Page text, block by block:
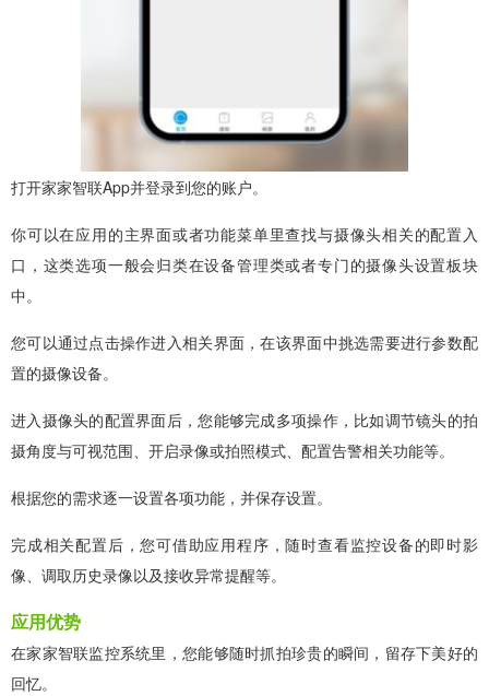
打开家家智联App并登录到您的账户。
你可以在应用的主界面或者功能菜单里查找与摄像头相关的配置入
口，这类选项一般会归类在设备管理类或者专门的摄像头设置板块
中。
您可以通过点击操作进入相关界面，在该界面中挑选需要进行参数配
置的摄像设备。
进入摄像头的配置界面后，您能够完成多项操作，比如调节镜头的拍
摄角度与可视范围、开启录像或拍照模式、配置告警相关功能等。
根据您的需求逐一设置各项功能，并保存设置。
完成相关配置后，您可借助应用程序，随时查看监控设备的即时影
像、调取历史录像以及接收异常提醒等。
应用优势
在家家智联监控系统里，您能够随时抓拍珍贵的瞬间，留存下美好的
回忆。